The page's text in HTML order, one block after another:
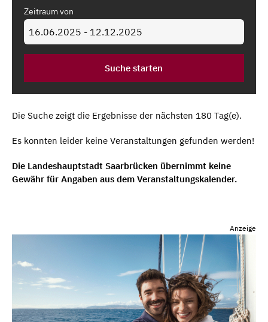
Zeitraum von
Die Suche zeigt die Ergebnisse der nächsten 180 Tag(e).
Es konnten leider keine Veranstaltungen gefunden werden!
Die Landeshauptstadt Saarbrücken übernimmt keine
Gewähr für Angaben aus dem Veranstaltungskalender.
Anzeige